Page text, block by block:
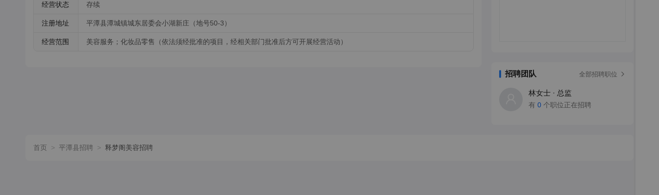
经营状态 存续
注册地址 平潭县潭城镇城东居委会小湖新庄（地号50-3）
经营范围 美容服务；化妆品零售（依法须经批准的项目，经相关部门批准后方可开展经营活动）
招聘团队 全部招聘职位
林女士 · 总监
有 0 个职位正在招聘
首页 > 平潭县招聘 > 释梦阁美容招聘